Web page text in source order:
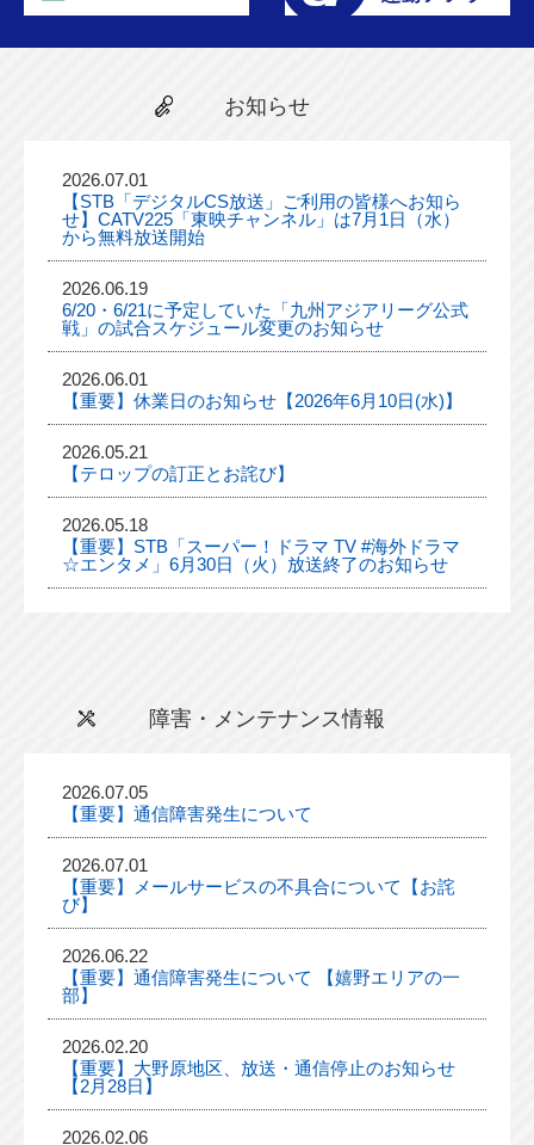
お知らせ
2026.07.01
【STB「デジタルCS放送」ご利用の皆様へお知ら
せ】CATV225「東映チャンネル」は7月1日（水）
から無料放送開始
2026.06.19
6/20・6/21に予定していた「九州アジアリーグ公式
戦」の試合スケジュール変更のお知らせ
2026.06.01
【重要】休業日のお知らせ【2026年6月10日(水)】
2026.05.21
【テロップの訂正とお詫び】
2026.05.18
【重要】STB「スーパー！ドラマ TV #海外ドラマ
☆エンタメ」6月30日（火）放送終了のお知らせ
障害・メンテナンス情報
2026.07.05
【重要】通信障害発生について
2026.07.01
【重要】メールサービスの不具合について【お詫
び】
2026.06.22
【重要】通信障害発生について 【嬉野エリアの一
部】
2026.02.20
【重要】大野原地区、放送・通信停止のお知らせ
【2月28日】
2026.02.06